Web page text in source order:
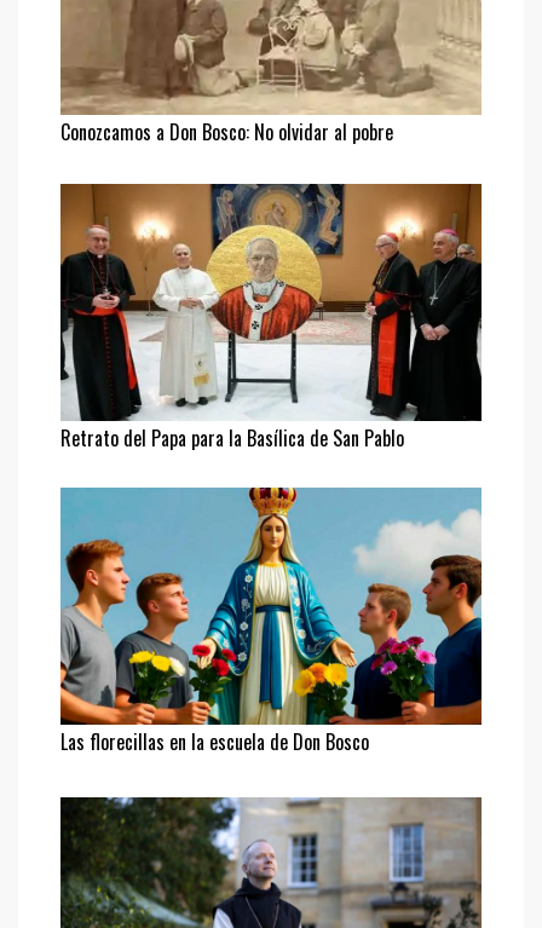
Conozcamos a Don Bosco: No olvidar al pobre
Retrato del Papa para la Basílica de San Pablo
Las florecillas en la escuela de Don Bosco